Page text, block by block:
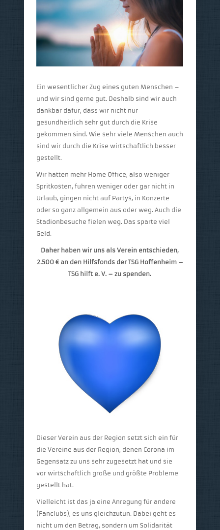
Ein wesentlicher Zug eines guten Menschen –
und wir sind gerne gut. Deshalb sind wir auch
dankbar dafür, dass wir nicht nur
gesundheitlich sehr gut durch die Krise
gekommen sind. Wie sehr viele Menschen auch
sind wir durch die Krise wirtschaftlich besser
gestellt.
Wir hatten mehr Home Office, also weniger
Spritkosten, fuhren weniger oder gar nicht in
Urlaub, gingen nicht auf Partys, in Konzerte
oder so ganz allgemein aus oder weg. Auch die
Stadionbesuche fielen weg. Das sparte viel
Geld.
Daher haben wir uns als Verein entschieden,
2.500 € an den Hilfsfonds der TSG Hoffenheim –
TSG hilft e. V. – zu spenden.
Dieser Verein aus der Region setzt sich ein für
die Vereine aus der Region, denen Corona im
Gegensatz zu uns sehr zugesetzt hat und sie
vor wirtschaftlich große und größte Probleme
gestellt hat.
Vielleicht ist das ja eine Anregung für andere
(Fanclubs), es uns gleichzutun. Dabei geht es
nicht um den Betrag, sondern um Solidarität